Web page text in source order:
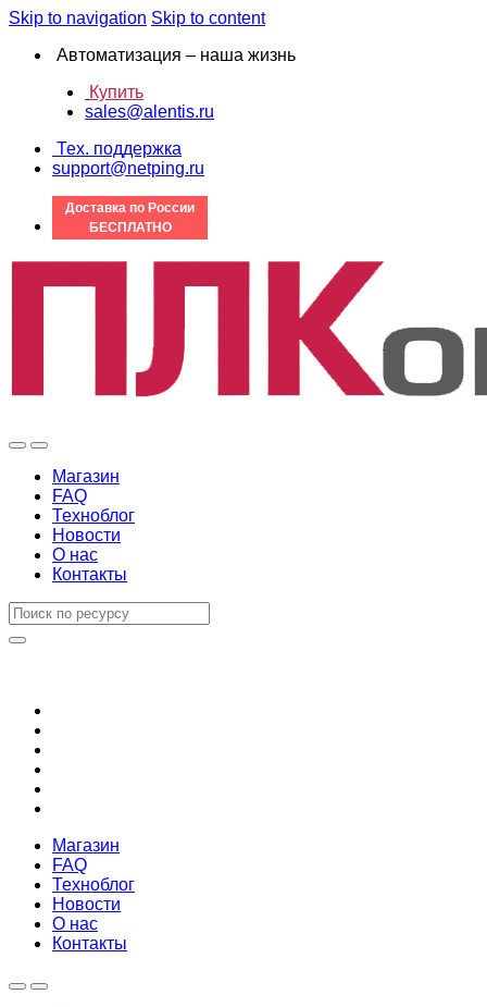
Skip to navigation Skip to content
Автоматизация – наша жизнь
Купить
sales@alentis.ru
Тех. поддержка
support@netping.ru
Доставка по России
БЕСПЛАТНО
Магазин
FAQ
Техноблог
Новости
О нас
Контакты
Магазин
FAQ
Техноблог
Новости
О нас
Контакты